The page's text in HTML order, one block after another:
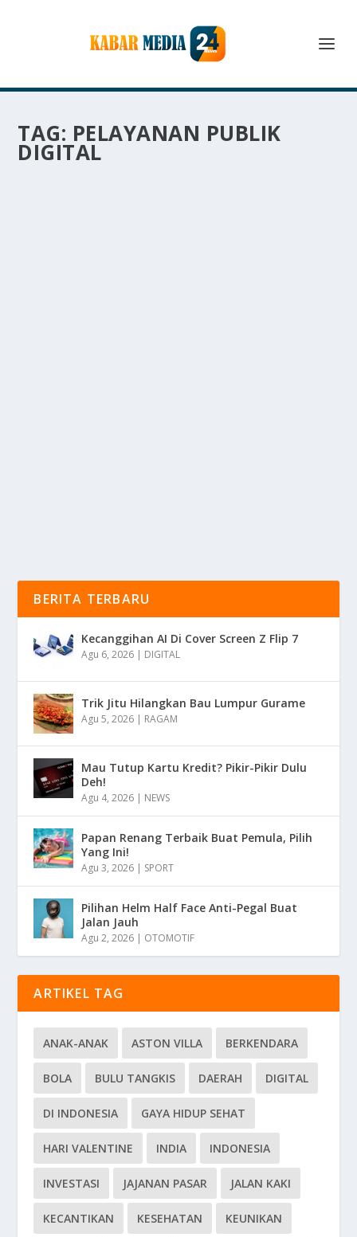
TAG: PELAYANAN PUBLIK
DIGITAL
BERITA TERBARU
Kecanggihan AI Di Cover Screen Z Flip 7
Agu 6, 2026 | DIGITAL
Trik Jitu Hilangkan Bau Lumpur Gurame
Agu 5, 2026 | RAGAM
Mau Tutup Kartu Kredit? Pikir-Pikir Dulu
Deh!
Agu 4, 2026 | NEWS
Papan Renang Terbaik Buat Pemula, Pilih
Yang Ini!
Agu 3, 2026 | SPORT
Pilihan Helm Half Face Anti-Pegal Buat
Jalan Jauh
Agu 2, 2026 | OTOMOTIF
ARTIKEL TAG
ANAK-ANAK ASTON VILLA BERKENDARA
BOLA BULU TANGKIS DAERAH DIGITAL
DI INDONESIA GAYA HIDUP SEHAT
HARI VALENTINE INDIA INDONESIA
INVESTASI JAJANAN PASAR JALAN KAKI
KECANTIKAN KESEHATAN KEUNIKAN